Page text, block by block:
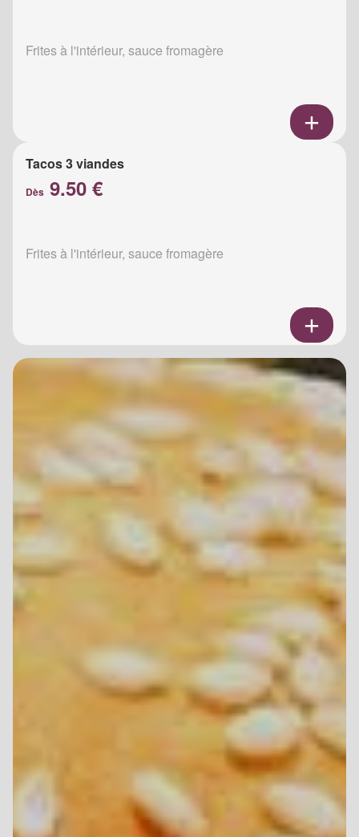
Frites à l'intérieur, sauce fromagère
Tacos 3 viandes
Dès 9.50 €
Frites à l'intérieur, sauce fromagère